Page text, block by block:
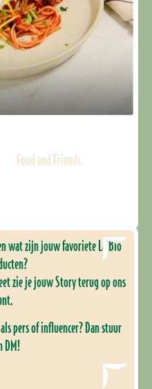
Food and Friends
wat zijn jouw favoriete La Bio
zie je jouw Story terug op ons
pers of influencer? Dan stuur
DM!